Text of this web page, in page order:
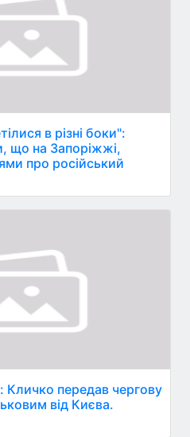
в різні боки":
що на Запоріжжі,
про російський
Кличко передав чергову
від Києва.